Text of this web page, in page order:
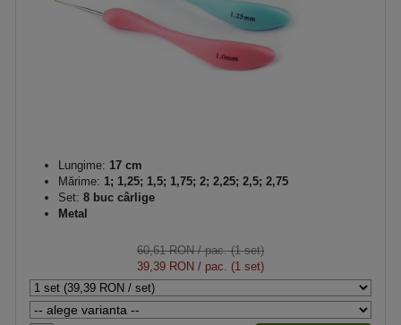
Lungime: 17 cm
Mărime: 1; 1,25; 1,5; 1,75; 2; 2,25; 2,5; 2,75
Set: 8 buc cârlige
Metal
60,61 RON/ pac. (1 set)
39,39 RON / pac. (1 set)